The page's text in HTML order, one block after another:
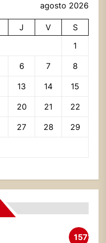
agosto 2026
J V
S
1
6 7 8
13 14 15
20 21 22
27 28 29
1572